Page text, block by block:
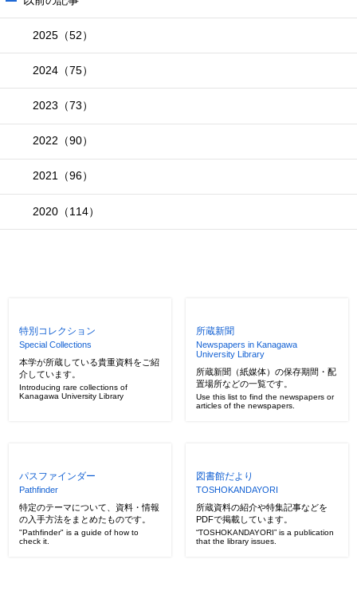
2025（52）
2024（75）
2023（73）
2022（90）
2021（96）
2020（114）
特別コレクション
Special Collections
本学が所蔵している貴重資料をご紹
介しています。
Introducing rare collections of
Kanagawa University Library
所蔵新聞
Newspapers in Kanagawa
University Library
所蔵新聞（紙媒体）の保存期間・配
置場所などの一覧です。
Use this list to find the newspapers or
articles of the newspapers.
パスファインダー
Pathfinder
特定のテーマについて、資料・情報
の入手方法をまとめたものです。
"Pathfinder" is a guide of how to
check it.
図書館だより
TOSHOKANDAYORI
所蔵資料の紹介や特集記事などを
PDFで掲載しています。
“TOSHOKANDAYORI” is a publication
that the library issues.